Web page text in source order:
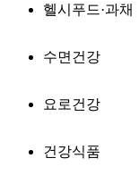
헬시푸드·과채
수면건강
요로건강
건강식품